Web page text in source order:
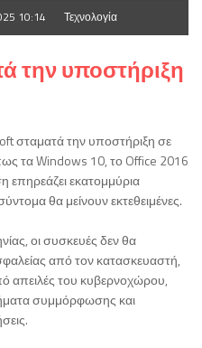
10:14 Τεχνολογία
την υποστήριξη
σταματά την υποστήριξη σε
τα Windows 10, το Office 2016
εκατομμύρια
θα μείνουν εκτεθειμένες.
οι συσκευές δεν θα
από τον κατασκευαστή,
απειλές του κυβερνοχώρου,
συμμόρφωσης και